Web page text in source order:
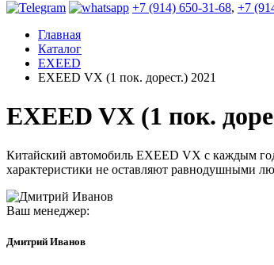
+7 (914) 650-31-68, +7
Главная
Каталог
EXEED
EXEED VX (1 пок. дорест.) 2021
EXEED VX (1 пок.
Китайский автомобиль EXEED VX с каждым
характеристики не оставляют равнодушными
Ваш менеджер:
Дмитрий Иванов